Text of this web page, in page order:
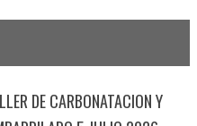
DE CARBONATACION Y